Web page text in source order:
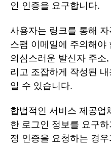
인 인증을 요구합니다.
사용자는 링크를 통해
스팸 이메일에 주의해야
의심스러운 발신자 주소
리고 조잡하게 작성된
일 수 있습니다.
합법적인 서비스 제공업
한 로그인 정보를 요구
정 인증을 요청하는 경